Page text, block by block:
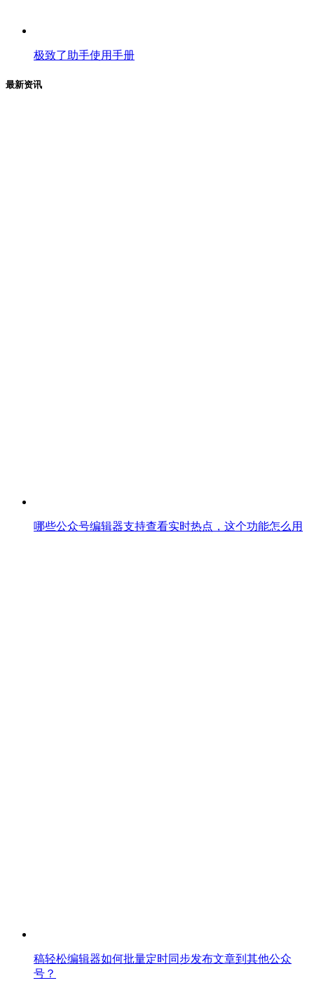
极致了助手使用手册
最新资讯
哪些公众号编辑器支持查看实时热点，这个功能怎么用
稿轻松编辑器如何批量定时同步发布文章到其他公众
号？